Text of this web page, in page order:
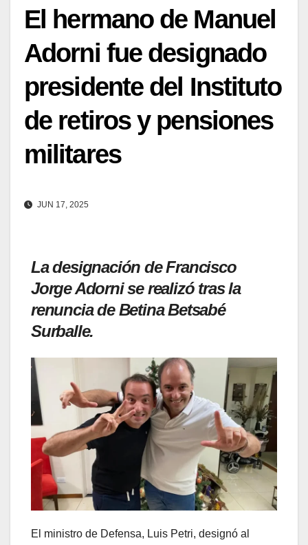
El hermano de Manuel
Adorni fue designado
presidente del Instituto
de retiros y pensiones
militares
JUN 17, 2025
La designación de Francisco
Jorge Adorni se realizó tras la
renuncia de Betina Betsabé
Surballe.
El ministro de Defensa, Luis Petri, designó al